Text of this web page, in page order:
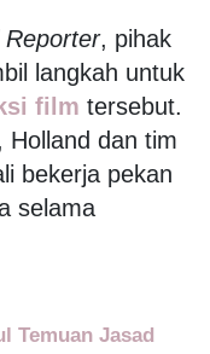
Reporter, pihak
langkah untuk
film tersebut.
Holland dan tim
bekerja pekan
selama
Temuan Jasad